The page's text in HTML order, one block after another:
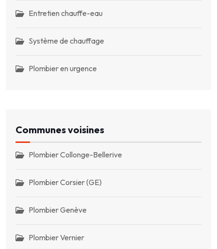
Entretien chauffe-eau
Système de chauffage
Plombier en urgence
Communes voisines
Plombier Collonge-Bellerive
Plombier Corsier (GE)
Plombier Genève
Plombier Vernier